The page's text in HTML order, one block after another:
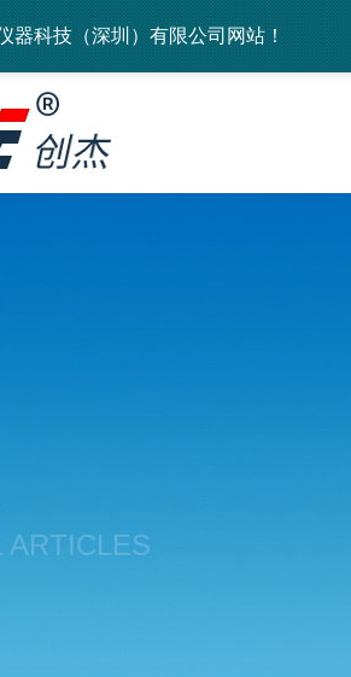
器科技（深圳）有限公司网站！
ARTICLES